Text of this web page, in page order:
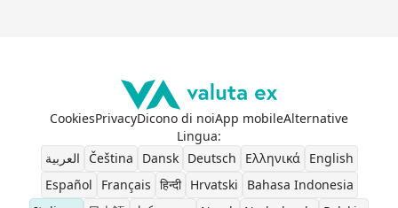
CookiesPrivacyDicono di noiApp mobileAlternative
Lingua:
العربية
Čeština Dansk Deutsch Ελληνικά
English
Español
Français हिन्दी Hrvatski
Bahasa Indonesia